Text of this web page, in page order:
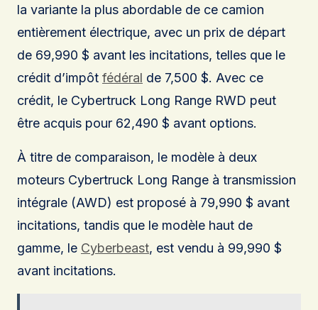
la variante la plus abordable de ce camion
entièrement électrique, avec un prix de départ
de 69,990 $ avant les incitations, telles que le
crédit d’impôt fédéral de 7,500 $. Avec ce
crédit, le Cybertruck Long Range RWD peut
être acquis pour 62,490 $ avant options.
À titre de comparaison, le modèle à deux
moteurs Cybertruck Long Range à transmission
intégrale (AWD) est proposé à 79,990 $ avant
incitations, tandis que le modèle haut de
gamme, le Cyberbeast, est vendu à 99,990 $
avant incitations.